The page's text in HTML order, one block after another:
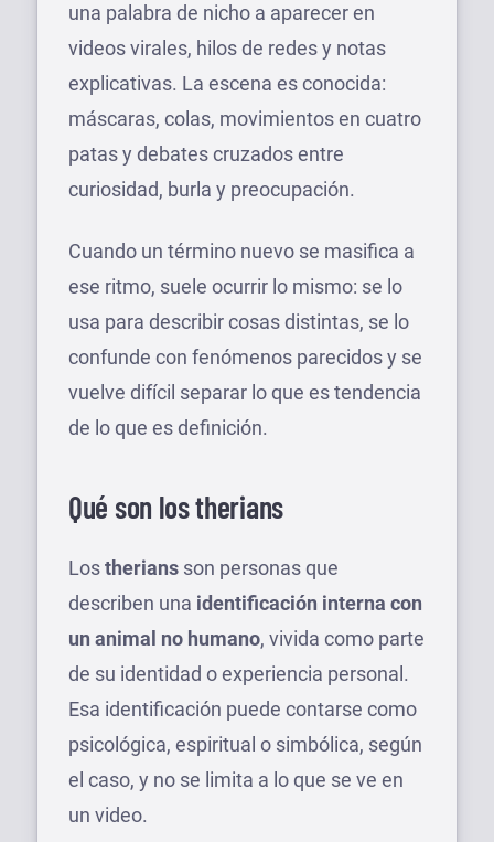
una palabra de nicho a aparecer en
videos virales, hilos de redes y notas
explicativas. La escena es conocida:
máscaras, colas, movimientos en cuatro
patas y debates cruzados entre
curiosidad, burla y preocupación.
Cuando un término nuevo se masifica a
ese ritmo, suele ocurrir lo mismo: se lo
usa para describir cosas distintas, se lo
confunde con fenómenos parecidos y se
vuelve difícil separar lo que es tendencia
de lo que es definición.
Qué son los therians
Lostherians son personas que
describen una identificación interna con
un animal no humano, vivida como parte
de su identidad o experiencia personal.
Esa identificación puede contarse como
psicológica, espiritual o simbólica, según
el caso, y no se limita a lo que se ve en
un video.